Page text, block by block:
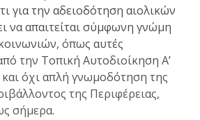
για την αδειοδότηση αιολικών
να απαιτείται σύμφωνη γνώμη
όπως αυτές
την Τοπική Αυτοδιοίκηση Α’
και όχι απλή γνωμοδότηση της
της Περιφέρειας,
σήμερα.